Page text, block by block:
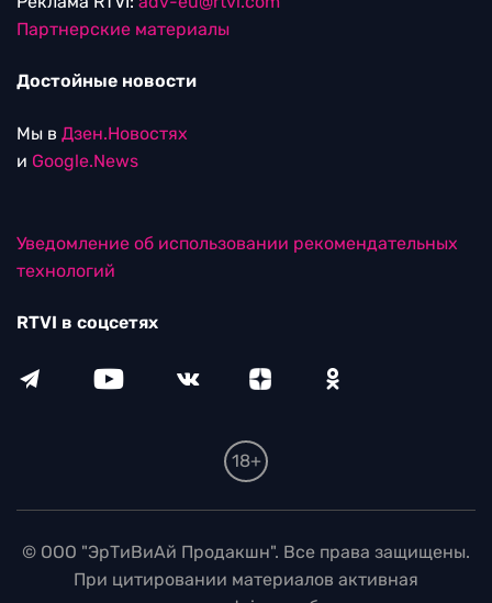
Партнерские материалы
Достойные новости
Мы в Дзен.Новостях
и Google.News
Уведомление об использовании рекомендательных
технологий
RTVI в соцсетях
18+
© ООО "ЭрТиВиАй Продакшн". Все права защищены.
При цитировании материалов активная